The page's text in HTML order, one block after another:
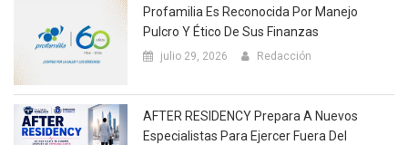
Profamilia Es Reconocida Por Manejo
Pulcro Y Ético De Sus Finanzas
julio 29, 2026 Redacción
AFTER RESIDENCY Prepara A Nuevos
Especialistas Para Ejercer Fuera Del